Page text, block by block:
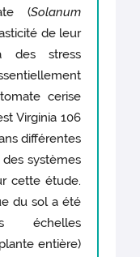
(Solanum
de leur
des stress
cerise
Virginia 106
différentes
des systèmes
cette étude.
du sol a été
échelles
entière)